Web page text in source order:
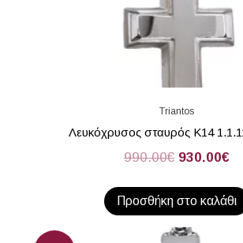
Triantos
Λευκόχρυσος σταυρός Κ14
990.00€ 930.00€
Προσθήκη στο καλάθι